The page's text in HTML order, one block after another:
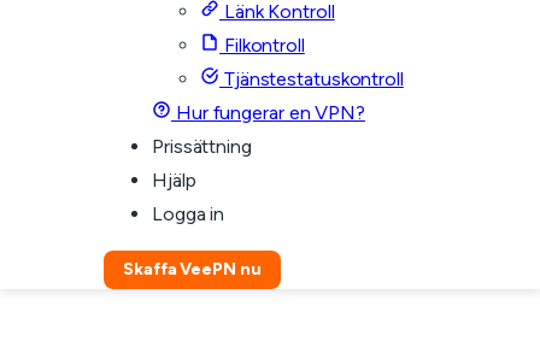
Länk Kontroll
Filkontroll
Tjänstestatuskontroll
Hur fungerar en VPN?
Prissättning
Hjälp
Logga in
Skaffa VeePN nu